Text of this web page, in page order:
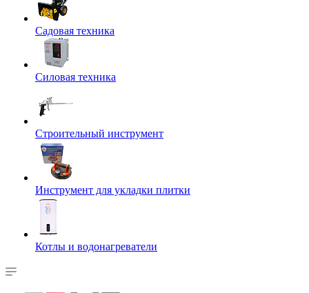
Садовая техника
Силовая техника
Строительный инструмент
Инструмент для укладки плитки
Котлы и водонагреватели